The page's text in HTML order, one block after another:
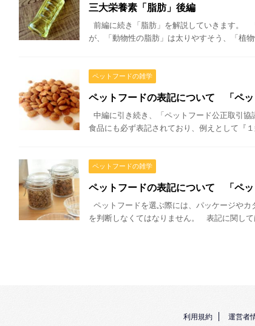
三大栄養素「脂肪」後編
前編に続き「脂肪」を解説していきます。
が、「動物性の脂肪」は太りやすそう、「植
ペットフードの雑学
ペットフードの表記について 「ペ
中編に引き続き、「ペットフード公正取引
食品にも必ず表記されており、例えとして『
ペットフードの雑学
ペットフードの表記について 「ペ
ペットフードを選ぶ際には、パッケージや
を判断しなくてはなりません。 表記に関し
利用規約 運営者